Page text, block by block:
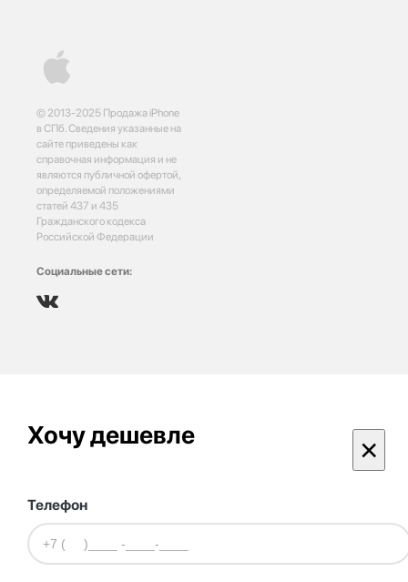
© 2013-2025 Продажа iPhone
в СПб. Сведения указанные на
сайте приведены как
справочная информация и не
являются публичной офертой,
определяемой положениями
статей 437 и 435
Гражданского кодекса
Российской Федерации
Социальные сети:
Хочу дешевле ×
Телефон